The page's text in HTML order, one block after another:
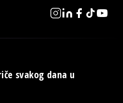
svakog dana u